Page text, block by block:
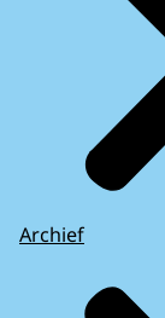
Archief